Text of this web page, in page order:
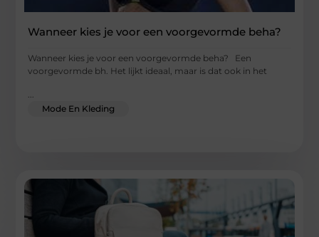
Wanneer kies je voor een voorgevormde beha?
Wanneer kies je voor een voorgevormde beha? Een
voorgevormde bh. Het lijkt ideaal, maar is dat ook in het
Mode En Kleding